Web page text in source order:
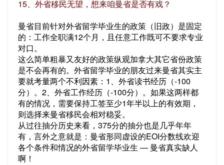
15、外省移民无望，想来咱曼省是否有戏？
曼省目前针对外省留学毕业生的政策（旧政）是固定
的：工作全职满12个月，且任意工作既可不要求专业
对口。
这么简单粗暴又友好的政策纵观加拿大其它省份政策
是不会再有的。外省留学毕业的朋友过来曼省其实主
要就考量两个不利因素：1、外省读书经历（-100
分）。2、外省工作经历（-100分）。如果这两样都
有的情况，需要保持工签至少1年半以上的有效期，
则选择来曼省移民会相对稳妥。
从过往抽分历史来看，375分的抽分也是几乎年年
有，言外之意就是：曼省形同虚设的EOI分数线欢迎
各个条件和情况的外省留学毕业生 — 曼省真实缺人
啊！